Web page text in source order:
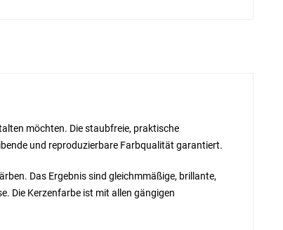
möchten. Die staubfreie, praktische
und reproduzierbare Farbqualität garantiert.
Das Ergebnis sind gleichmmäßige, brillante,
Die Kerzenfarbe ist mit allen gängigen